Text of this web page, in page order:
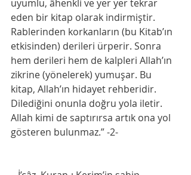
uyumlu, âhenkli ve yer yer tekrar
eden bir kitap olarak indirmiştir.
Rablerinden korkanların (bu Kitab’ın
etkisinden) derileri ürperir. Sonra
hem derileri hem de kalpleri Allah’ın
zikrine (yönelerek) yumuşar. Bu
kitap, Allah’ın hidayet rehberidir.
Dilediğini onunla doğru yola iletir.
Allah kimi de saptırırsa artık ona yol
gösteren bulunmaz.” -2-